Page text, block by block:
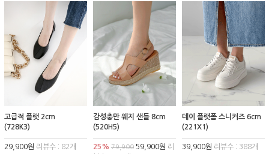
고급적 플랫 2cm
(728K3)
29,900원 리뷰수 : 82개
감성충만 웨지 샌들 8cm
(520H5)
25% 79,90059,900원 리
데이 플랫폼 스니커즈 6cm
(221X1)
39,900원 리뷰수 : 388개